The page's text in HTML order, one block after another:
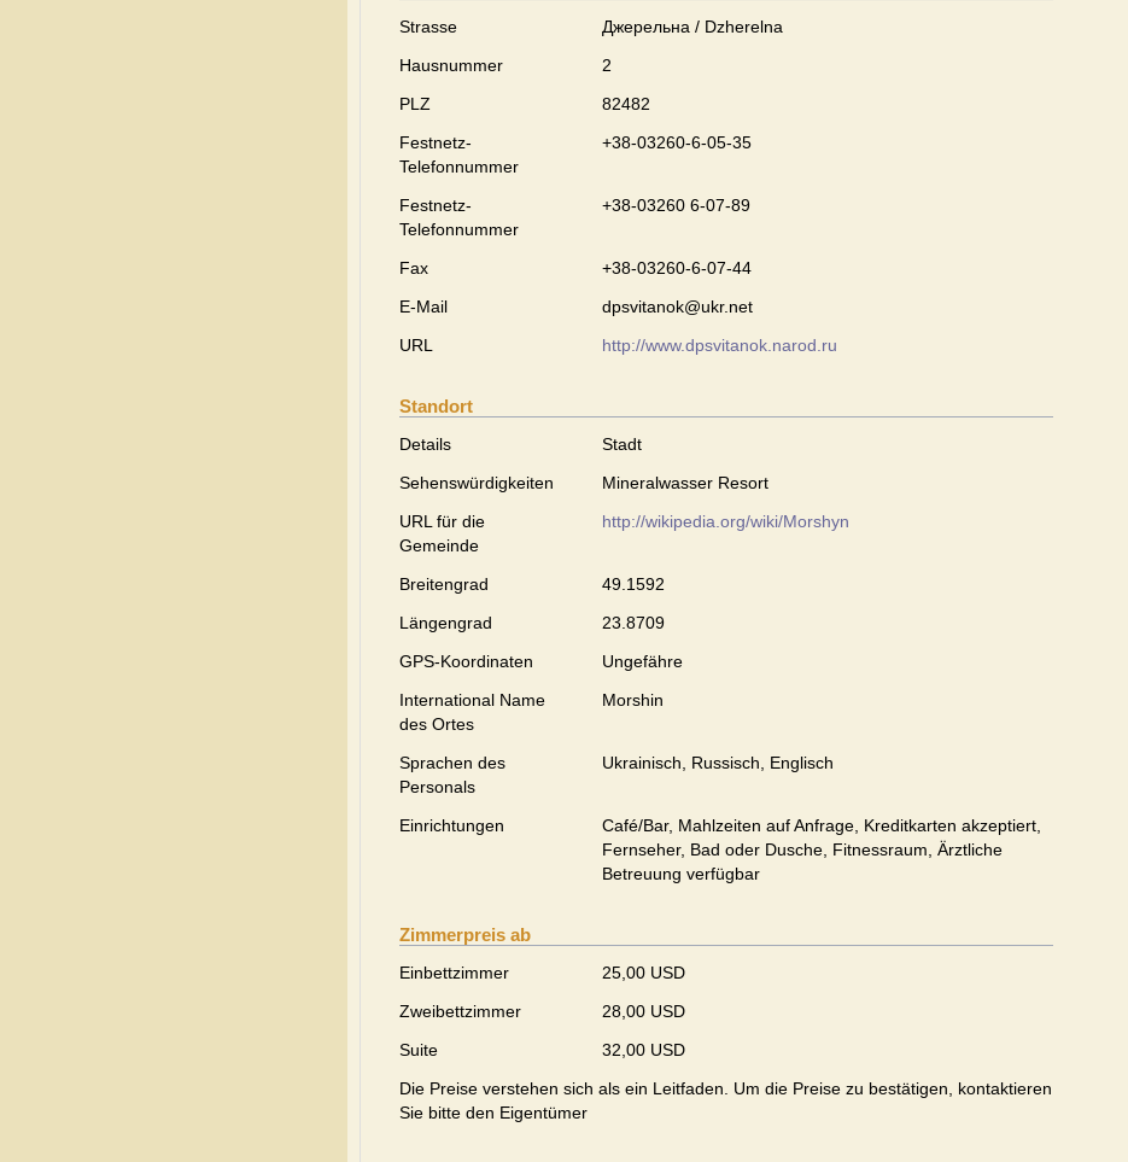
Strasse
Джерельна / Dzherelna
Hausnummer
2
PLZ
82482
Festnetz-
Telefonnummer
+38-03260-6-05-35
Festnetz-
Telefonnummer
+38-03260 6-07-89
Fax
+38-03260-6-07-44
E-Mail
dpsvitanok@ukr.net
URL
http://www.dpsvitanok.narod.ru
Standort
Details
Stadt
Sehenswürdigkeiten
Mineralwasser Resort
URL für die
Gemeinde
http://wikipedia.org/wiki/Morshyn
Breitengrad
49.1592
Längengrad
23.8709
GPS-Koordinaten
Ungefähre
International Name
des Ortes
Morshin
Sprachen des
Personals
Ukrainisch, Russisch, Englisch
Einrichtungen
Café/Bar, Mahlzeiten auf Anfrage, Kreditkarten akzeptiert,
Fernseher, Bad oder Dusche, Fitnessraum, Ärztliche
Betreuung verfügbar
Zimmerpreis ab
Einbettzimmer
25,00 USD
Zweibettzimmer
28,00 USD
Suite
32,00 USD
Die Preise verstehen sich als ein Leitfaden. Um die Preise zu bestätigen, kontaktieren
Sie bitte den Eigentümer